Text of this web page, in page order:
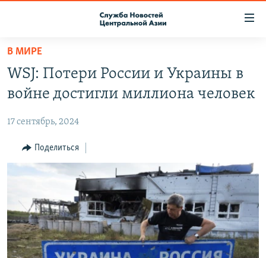
Вернуться
основному
содержанию
навигации
Вернутся
ПОДПИСКА
RFE/RL ДИРЕКТ
НАСТОЯЩЕЕ ВРЕМЯ
МИГРАНТ МЕДИА
В МИРЕ
WSJ: Потери России и Украины в
войне достигли миллиона человек
17 сентябрь, 2024
Поделиться